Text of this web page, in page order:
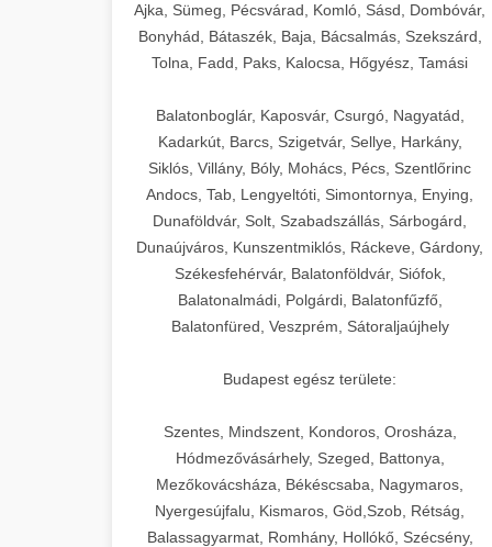
betekintésekkel.
weboldal-keszites.co
elkötelezettség erősítési módszerek
Fejlett AI-alapú Google Ads és Meta
hirdetési kampánykezelés.
Optimalizálja hirdetési költségvetését
aikampany.hu
AI hirdetési automatizálás
🍞 20. Ipari Dagasztógép +
Professzionális ipari dagasztógépek és
tésztakeverő gépek pékségek és
kereskedelmi konyhák számára.
Masszív konstrukció megbízható
teljesítményhez.
chef-iparikonyhagepek.hu
kereskedelmi tésztakeverő
🔪 21. Ipari Szeletelőgép+
Ipari hús- és sajtszeletelő gépek
professzionális élelmiszer-
előkészítéshez. Precíziós vágás
állítható vastagság beállítással.
chef-iparikonyhagepek.hu
professzionális élelmiszer szeletelő
📦 22. Vákuumozó Gép +
Kereskedelmi vákuumcsomagoló
berendezések élelmiszerek
szavatossági időt és tartsa meg a
chef-iparikonyhagepek.hu
vákuum lezáró berendezés
🎁 23. Vákuumfóliázó
+
professzionális élelmiszer-csomagolási
műveletekhez. Hatékony lezárási és
tartósítási megoldások.
chef-iparikonyhagepek.hu
🔥 24. Ipari Sütő és
Gőzpároló
+
Kereskedelmi légkeveréses sütők és
Ajka, Sümeg, Pécsvárad, Komló, Sásd, Dombóvár,
Bonyhád, Bátaszék, Baja, Bácsalmás, Szekszárd,
Tolna, Fadd, Paks, Kalocsa, Hőgyész, Tamási
Balatonboglár, Kaposvár, Csurgó, Nagyatád,
Kadarkút, Barcs, Szigetvár, Sellye, Harkány,
Siklós, Villány, Bóly, Mohács, Pécs, Szentlőrinc
Andocs, Tab, Lengyeltóti, Simontornya, Enying,
Dunaföldvár, Solt, Szabadszállás, Sárbogárd,
Dunaújváros, Kunszentmiklós, Ráckeve, Gárdony,
Székesfehérvár, Balatonföldvár, Siófok,
Balatonalmádi, Polgárdi, Balatonfűzfő,
Balatonfüred, Veszprém, Sátoraljaújhely
Budapest egész területe:
Szentes, Mindszent, Kondoros, Orosháza,
Hódmezővásárhely, Szeged, Battonya,
Mezőkovácsháza, Békéscsaba, Nagymaros,
Nyergesújfalu, Kismaros, Göd,Szob, Rétság,
Balassagyarmat, Romhány, Hollókő, Szécsény,